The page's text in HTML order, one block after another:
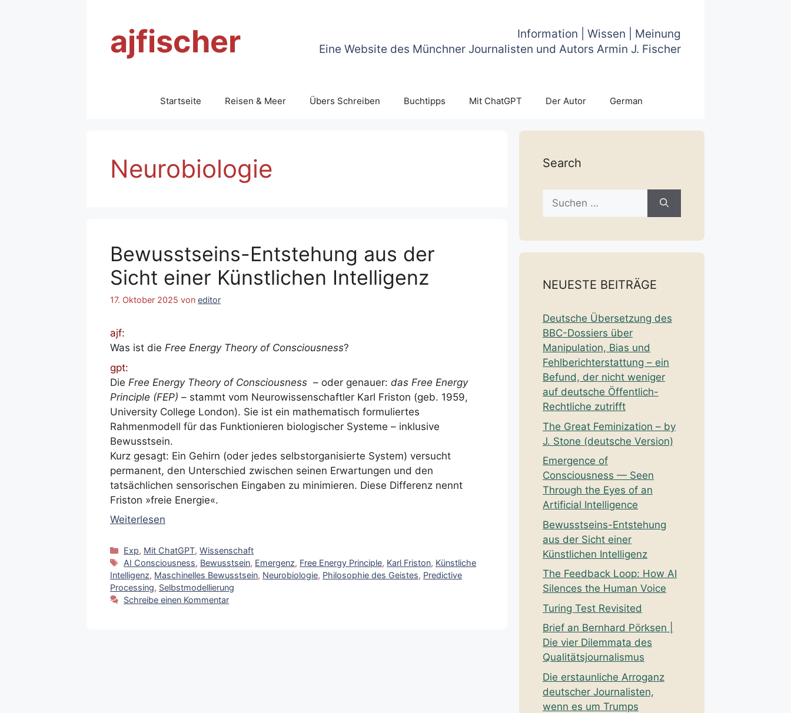
ajfischer
Information | Wissen | Meinung
Eine Website des Münchner Journalisten und Autors Armin J. Fischer
Startseite Reisen & Meer Übers Schreiben Buchtipps Mit ChatGPT Der Autor German
Neurobiologie
Bewusstseins-Entstehung aus der
Sicht einer Künstlichen Intelligenz
17. Oktober 2025 von editor
ajf:
Was ist die Free Energy Theory of Consciousness?
gpt:
Die Free Energy Theory of Consciousness – oder genauer: das Free Energy
Principle (FEP) – stammt vom Neurowissenschaftler Karl Friston (geb. 1959,
University College London). Sie ist ein mathematisch formuliertes
Rahmenmodell für das Funktionieren biologischer Systeme – inklusive
Bewusstsein.
Kurz gesagt: Ein Gehirn (oder jedes selbstorganisierte System) versucht
permanent, den Unterschied zwischen seinen Erwartungen und den
tatsächlichen sensorischen Eingaben zu minimieren. Diese Differenz nennt
Friston »freie Energie«.
Weiterlesen
Kategorien
Exp, Mit ChatGPT,Wissenschaft
Schlagwörter
AI Consciousness, Bewusstsein, Emergenz, Free Energy Principle, Karl Friston, Künstliche
Intelligenz, Maschinelles Bewusstsein, Neurobiologie, Philosophie des Geistes, Predictive
Processing, Selbstmodellierung
Schreibe einen Kommentar
Search
Suche
nach:
NEUESTE BEITRÄGE
Deutsche Übersetzung des
BBC-Dossiers über
Manipulation, Bias und
Fehlberichterstattung – ein
Befund, der nicht weniger
auf deutsche Öffentlich-
Rechtliche zutrifft
The Great Feminization – by
J. Stone (deutsche Version)
Emergence of
Consciousness — Seen
Through the Eyes of an
Artificial Intelligence
Bewusstseins-Entstehung
aus der Sicht einer
Künstlichen Intelligenz
The Feedback Loop: How AI
Silences the Human Voice
Turing Test Revisited
Brief an Bernhard Pörksen |
Die vier Dilemmata des
Qualitätsjournalismus
Die erstaunliche Arroganz
deutscher Journalisten,
wenn es um Trumps